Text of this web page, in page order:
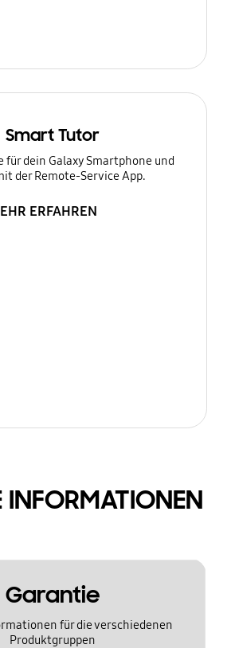
Smart Tutor
für dein Galaxy Smartphone und
der Remote-Service App.
ERFAHREN
INFORMATIONEN
Garantie
für die verschiedenen
Produktgruppen